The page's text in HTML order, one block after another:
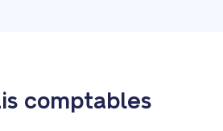
comptables